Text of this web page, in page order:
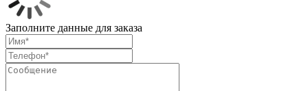
Заполните данные для заказа